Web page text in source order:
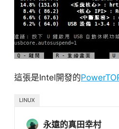
這張是Intel開發的
LINUX
永遠的真田幸村